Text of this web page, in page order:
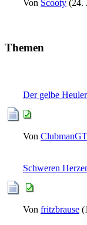
Von Scooty (24.
Themen
Der gelbe
Von ClubmanGT
Schweren
Von fritzbrause